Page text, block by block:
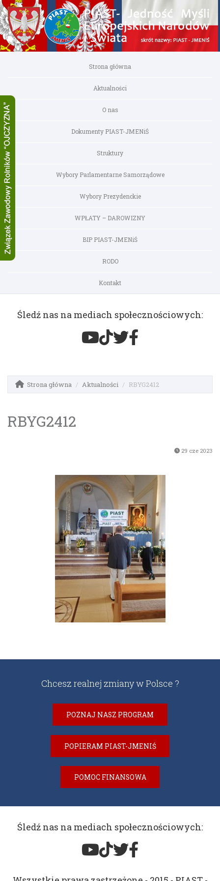
Strona główna
Aktualności
O nas
Dokumenty PIAST-JMENiŚ
Struktury
Wybory Parlamentarne Samorządowe
Wybory Prezydenckie
WPŁATY – DAROWIZNY
BIP PIAST-JMENiŚ
RODO
Kontakt
Śledź nas na mediach społecznościowych:
Strona główna Aktualności RBYG2412
RBYG2412
29 cze 2023
Chcesz realnej zmiany w Polsce ?
POZNAJ NASZ PROGRAM
POPIERAM PIAST-JMENIŚ
POMOC FINANSOWA
Śledź nas na mediach społecznościowych: